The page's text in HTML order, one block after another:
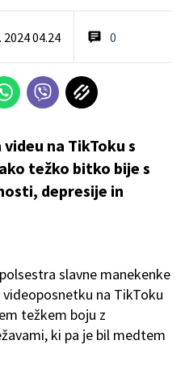
2024 04.24 0
na TikToku s
težko bitko bije s
depresije in
slavne manekenke
videoposnetku na TikToku
težkem boju z
ki pa je bil medtem